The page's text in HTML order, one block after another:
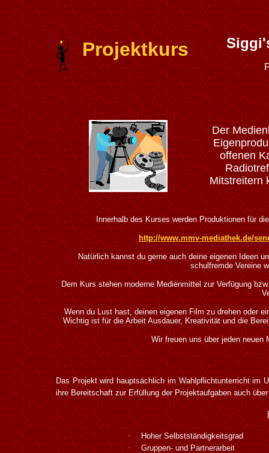
Projektkurs
Der
offenen
Mitstreitern
Innerhalb des Kurses werden Produktionen für
http://www.mmv-mediathek.de/
Natürlich kannst du gerne auch deine eigenen Ideen
schulfremde Vereine
Dem Kurs stehen moderne Medienmittel zur Verfügung
Wenn du Lust hast, deinen eigenen Film zu drehen oder
Wichtig ist für die Arbeit Ausdauer, Kreativität und die
Wir freuen uns über jeden neuen
Das Projekt wird hauptsächlich im Wahlpflichtunterricht im
ihre Bereitschaft zur Erfüllung der Projektaufgaben auch
·
Hoher Selbstständigkeitsgrad
·
Gruppen- und Partnerarbeit